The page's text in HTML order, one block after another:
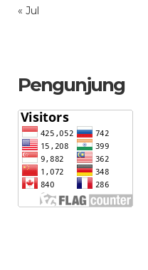
« Jul
Pengunjung